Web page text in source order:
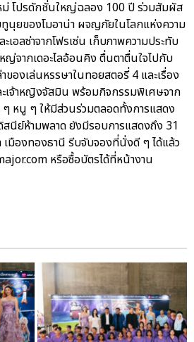
ม่ โปรดักชั่นใหญ่ฉลอง 100 ปี ร่วมสัมผัส
ทูนุยของโมอาน่า ผจญภัยในโลกแห่งความ
เอลซ่าจากโฟรเซ่น เก็บภาพความประทับ
ญ่จากเดอะไลอ้อนคิง ตื่นตาตื่นใจไปกับ
ของเล่นหรรษาในทอยสตอรี่ 4 และเรื่อง
ะเจ้าหญิงจัสมิน พร้อมกิจกรรมพิเศษจาก
หนู ๆ ให้มีส่วนร่วมตลอดทั้งการแสดง
ย์ห้ามพลาด ยังมีรอบการแสดงถึง 31
มืองทองธานี รีบจับจองที่นั่งดี ๆ ได้แล้ว
หรือซื้อบัตรได้ที่หน้างาน